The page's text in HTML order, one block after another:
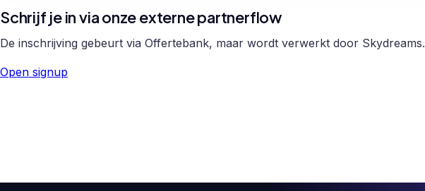
Schrijf je in via onze externe partnerflow
De inschrijving gebeurt via Offertebank, maar wordt verwerkt door Skydreams.
Open signup